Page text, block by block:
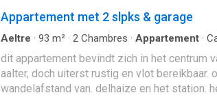
douche), 3e slaapkamer, terras achteraan,
(ligbad, wastafel en toilet), privatieve kelder
ondergrond en gemeenschappelijke
huurprijs: 850,00 euro per maand + 50,00 euro
maand voorschot kosten ad + waterverbruik
Appartement met 2 slpks & garage
Aeltre · 93 m² · 2 Chambres · Appartement ·
dit appartement bevindt zich in het centrum
aalter, doch uiterst rustig en vlot bereikbaar.
wandelafstand van. delhaize en het station.